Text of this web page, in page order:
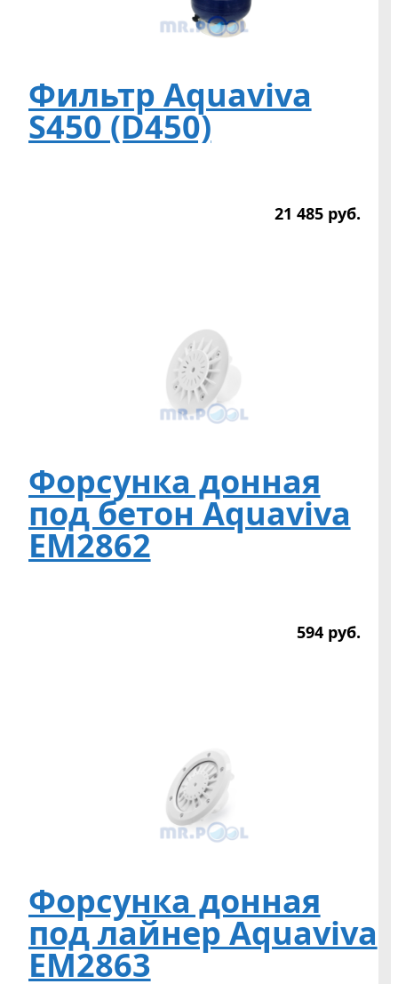
Фильтр Aquaviva
S450 (D450)
21 485 руб.
Форсунка донная
под бетон Aquaviva
EM2862
594 руб.
Форсунка донная
под лайнер Aquaviva
EM2863